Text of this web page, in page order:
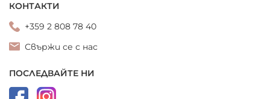
КОНТАКТИ
+359 2 808 78 40
Свържи се с нас
ПОСЛЕДВАЙТЕ НИ